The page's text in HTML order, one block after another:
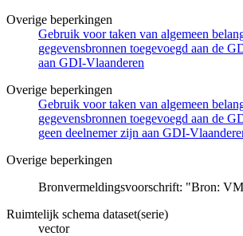
Overige beperkingen
Gebruik voor taken van algemeen
gegevensbronnen toegevoegd aan de
aan GDI-Vlaanderen
Overige beperkingen
Gebruik voor taken van algemeen
gegevensbronnen toegevoegd aan de
geen deelnemer zijn aan GDI-
Overige beperkingen
Bronvermeldingsvoorschrift: "Bron:
Ruimtelijk schema dataset(serie)
vector